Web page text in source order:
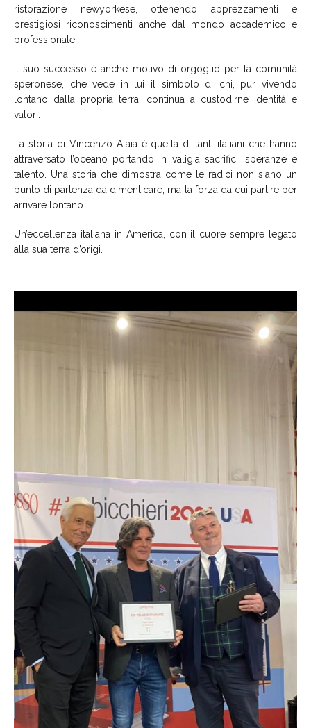
ristorazione newyorkese, ottenendo apprezzamenti e
prestigiosi riconoscimenti anche dal mondo accademico e
professionale.
Il suo successo è anche motivo di orgoglio per la comunità
speronese, che vede in lui il simbolo di chi, pur vivendo
lontano dalla propria terra, continua a custodirne identità e
valori.
La storia di Vincenzo Alaia è quella di tanti italiani che hanno
attraversato l’oceano portando in valigia sacrifici, speranze e
talento. Una storia che dimostra come le radici non siano un
punto di partenza da dimenticare, ma la forza da cui partire per
arrivare lontano.
Un’eccellenza italiana in America, con il cuore sempre legato
alla sua terra d’origi.